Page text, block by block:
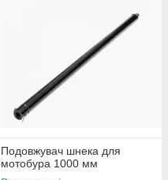
Подовжувач шнека для
мотобура 1000 мм